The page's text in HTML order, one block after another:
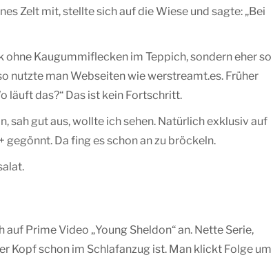
Zelt mit, stellte sich auf die Wiese und sagte: „Bei
Kaugummiflecken im Teppich, sondern eher so
nutzte man Webseiten wie werstreamt.es. Früher
läuft das?“ Das ist kein Fortschritt.
sah gut aus, wollte ich sehen. Natürlich exklusiv auf
Da fing es schon an zu bröckeln.
Prime Video „Young Sheldon“ an. Nette Serie,
Kopf schon im Schlafanzug ist. Man klickt Folge um